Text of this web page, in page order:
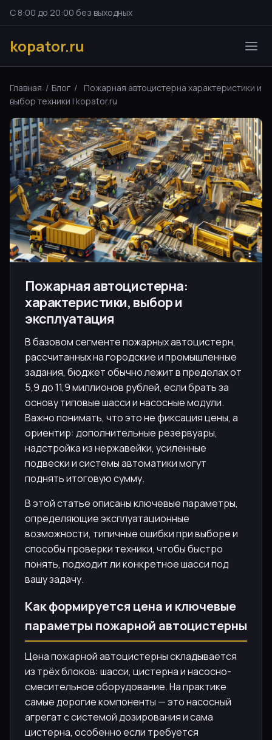
С 8:00 до 20:00 без выходных
kopator.ru
Главная / Блог /
Пожарная автоцистерна характеристики и
выбор техники | kopator.ru
Пожарная автоцистерна:
характеристики, выбор и
эксплуатация
В базовом сегменте пожарных автоцистерн,
рассчитанных на городские и промышленные
задания, бюджет обычно лежит в пределах от
5,9 до 11,9 миллионов рублей, если брать за
основу типовые шасси и насосные модули.
Важно понимать, что это не фиксация цены, а
ориентир: дополнительные резервуары,
надстройка из нержавейки, усиленные
подвески и системы автоматики могут
поднять итоговую сумму.
В этой статье описаны ключевые параметры,
определяющие эксплуатационные
возможности, типичные ошибки при выборе и
способы проверки техники, чтобы быстро
понять, подходит ли конкретное шасси под
вашу задачу.
Как формируется цена и ключевые
параметры пожарной автоцистерны
Цена пожарной автоцистерны складывается
из трёх блоков: шасси, цистерна и насосно-
смесительное оборудование. На практике
самые дорогие компоненты — это насосный
агрегат с системой дозирования и сама
цистерна, особенно если требуется